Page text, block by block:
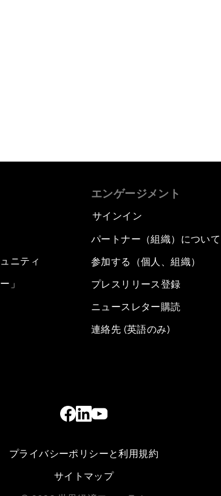
ニティ
」
エンゲージメント
サインイン
パートナー（組織）について
参加する（個人、組織）
プレスリリース登録
ニュースレター購読
連絡先 (英語のみ)
プライバシーポリシーと利用規約
サイトマップ